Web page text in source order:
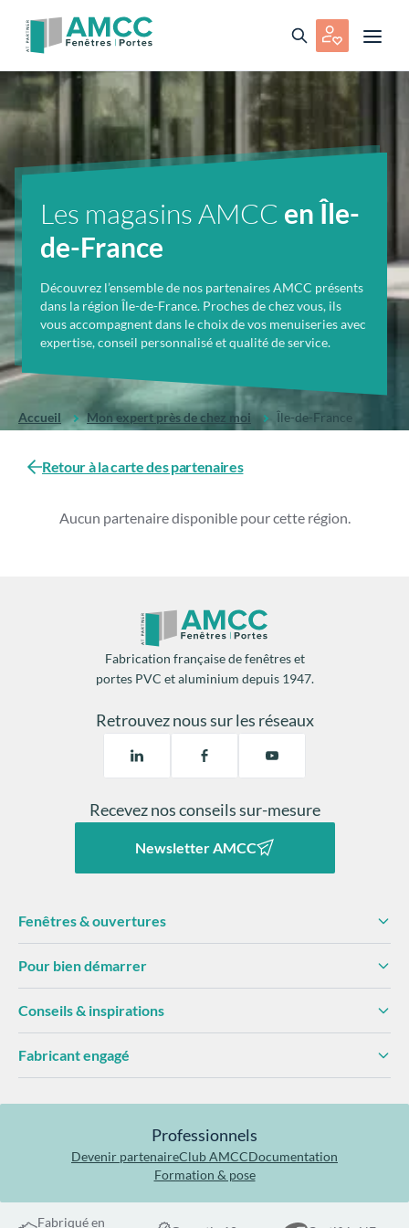
Les magasins AMCC en Île-
de-France
Découvrez l’ensemble de nos partenaires AMCC présents
dans la région Île-de-France. Proches de chez vous, ils
vous accompagnent dans le choix de vos menuiseries avec
expertise, conseil personnalisé et qualité de service.
Accueil Mon expert près de chez moi Île-de-France
Retour à la carte des partenaires
Aucun partenaire disponible pour cette région.
Fabrication française de fenêtres et
portes PVC et aluminium depuis 1947.
Retrouvez nous sur les réseaux
Recevez nos conseils sur-mesure
Newsletter AMCC
Fenêtres & ouvertures
Pour bien démarrer
Conseils & inspirations
Fabricant engagé
Professionnels
Devenir partenaireClub AMCCDocumentation
Formation & pose
Fabriqué en